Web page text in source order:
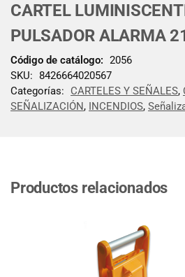
CARTEL
PULSADOR ALARMA
Código de catálogo: 2056
SKU: 8426664020567
Categorías:
CARTELES Y SEÑALES,
SEÑALIZACIÓN, INCENDIOS,
Productos relacionados